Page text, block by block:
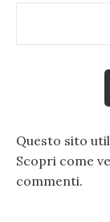
Questo sito
Scopri come
commenti.